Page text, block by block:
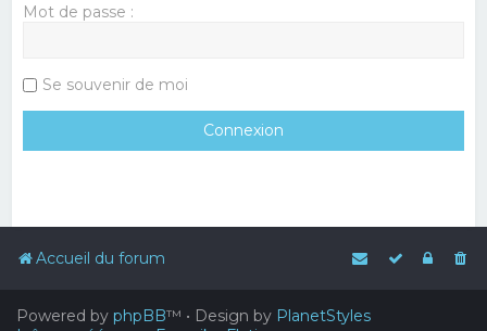
Mot de passe :
Se souvenir de moi
Accueil du forum
Powered by phpBB™ • Design by PlanetStyles